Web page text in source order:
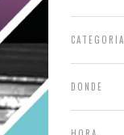
DONDE